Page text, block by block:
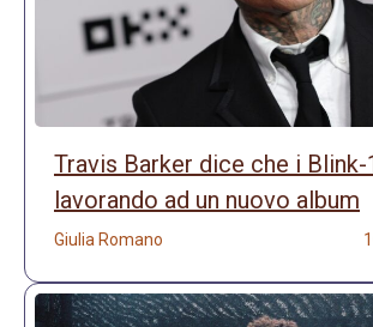
Travis Barker dice che i
lavorando ad un nuovo album
Giulia Romano